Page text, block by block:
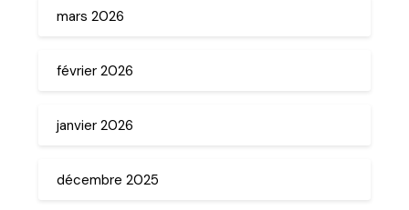
mars 2026
février 2026
janvier 2026
décembre 2025